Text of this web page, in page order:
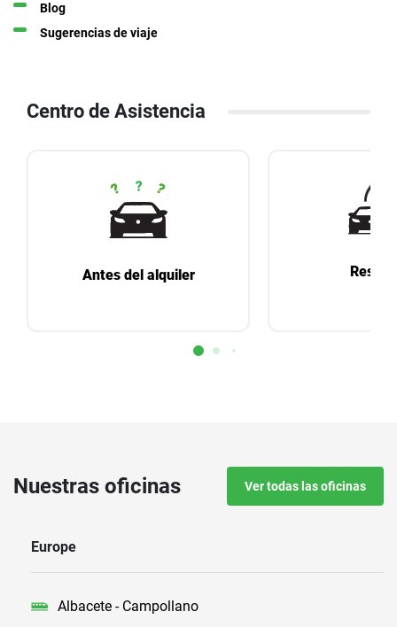
Blog
Sugerencias de viaje
Centro de Asistencia
Antes del alquiler
Nuestras oficinas Ver todas las oficinas
Europe
Albacete - Campollano